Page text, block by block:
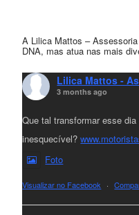
A Lilica Mattos –
DNA, mas atua nas mais
Lilica Mattos -
3 months ago
Que tal transformar esse
inesquecível?
Foto
Visualizar no Facebook ·